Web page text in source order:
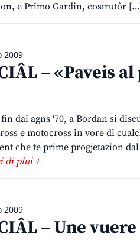
e Primo Gardin, costrutôr
2009
– «Paveis
dai agns ‘70, a Bordan si
e motocross in vore di
che te prime progjetazion
di plui +
2009
– Une